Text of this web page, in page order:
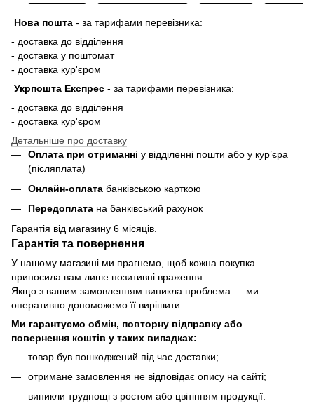
Нова пошта - за тарифами перевізника:
- доставка до відділення
- доставка у поштомат
- доставка кур'єром
Укрпошта Експрес - за тарифами перевізника:
- доставка до відділення
- доставка кур'єром
Детальніше про доставку
Оплата при отриманні у відділенні пошти або у кур’єра
(післяплата)
Онлайн-оплата банківською карткою
Передоплата на банківський рахунок
Гарантія від магазину 6 місяців.
Гарантія та повернення
У нашому магазині ми прагнемо, щоб кожна покупка
приносила вам лише позитивні враження.
Якщо з вашим замовленням виникла проблема — ми
оперативно допоможемо її вирішити.
Ми гарантуємо обмін, повторну відправку або
повернення коштів у таких випадках:
товар був пошкоджений під час доставки;
отримане замовлення не відповідає опису на сайті;
виникли труднощі з ростом або цвітінням продукції.